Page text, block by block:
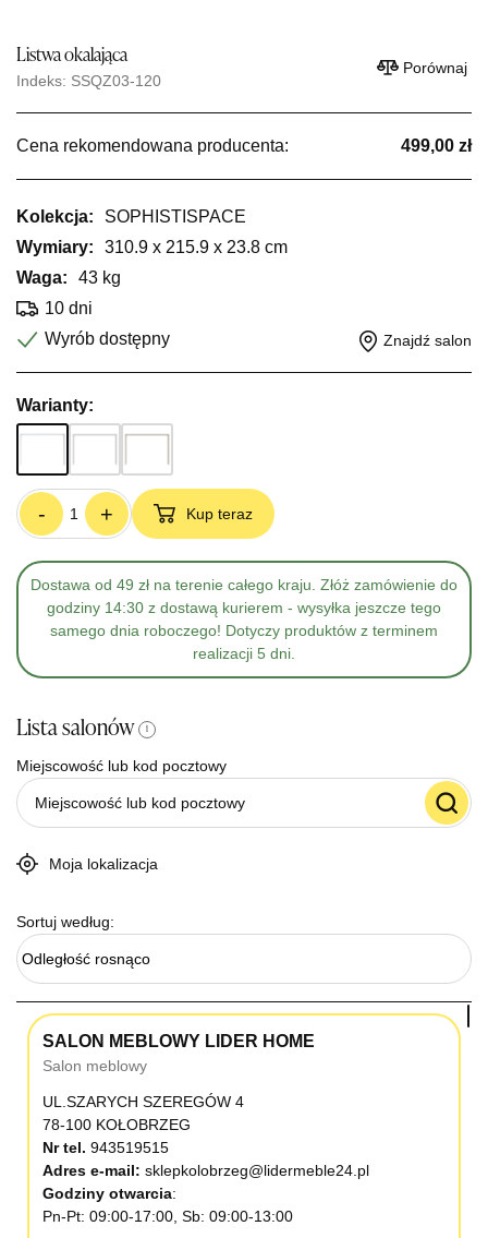
Listwa okalająca
Indeks: SSQZ03-120
Porównaj
Cena rekomendowana producenta: 499,00 zł
Kolekcja:
SOPHISTISPACE
Wymiary:
310.9 x 215.9 x 23.8 cm
Waga:
43 kg
10 dni
Wyrób dostępny
Znajdź salon
Warianty:
- + Kup teraz
Dostawa od 49 zł na terenie całego kraju. Złóż zamówienie do
godziny 14:30 z dostawą kurierem - wysyłka jeszcze tego
samego dnia roboczego! Dotyczy produktów z terminem
realizacji 5 dni.
Lista salonów i
Miejscowość lub kod pocztowy
Moja lokalizacja
Sortuj według:
Odległość rosnąco
SALON MEBLOWY LIDER HOME
Salon meblowy
UL.SZARYCH SZEREGÓW 4
78-100 KOŁOBRZEG
Nr tel. 943519515
Adres e-mail: sklepkolobrzeg@lidermeble24.pl
Godziny otwarcia
Pn-Pt: 09:00-17:00, Sb: 09:00-13:00